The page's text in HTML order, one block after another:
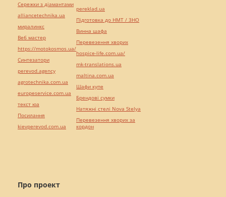
Про проект
Сережки з діамантами
alliancetechnika.ua
миралинкс
Веб мастер
https://motokosmos.ua/
Синтезатори
perevod.agency
agrotechnika.com.ua
europeservice.com.ua
текст юа
Посилання
kievperevod.com.ua
pereklad.ua
Підготовка до НМТ / ЗНО
Винна шафа
Перевезення хворих
hospice-life.com.ua/
mk-translations.ua
maltina.com.ua
Шафи купе
Брендові сумки
Натяжні стелі Nova Stelya
Перевезення хворих за
кордон